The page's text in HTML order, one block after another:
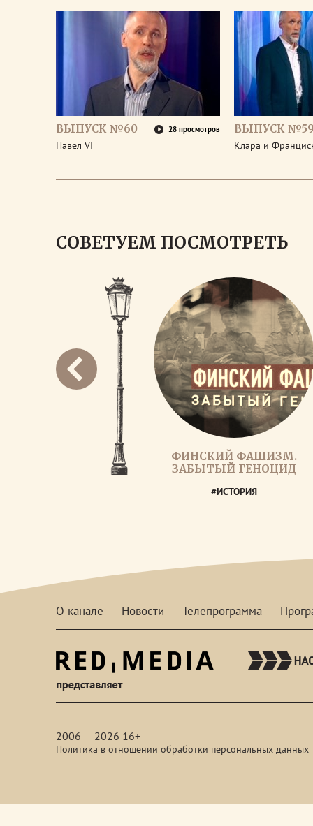
ВЫПУСК №60 28 просмотров
Павел VI
ВЫПУСК
Клара и
СОВЕТУЕМ ПОСМОТРЕТЬ
ФИНСКИЙ ФАШИЗМ.
ЗАБЫТЫЙ ГЕНОЦИД
#ИСТОРИЯ
О канале Новости Телепрограмма
2006 — 2026 16+
Политика в отношении обработки персональных данных